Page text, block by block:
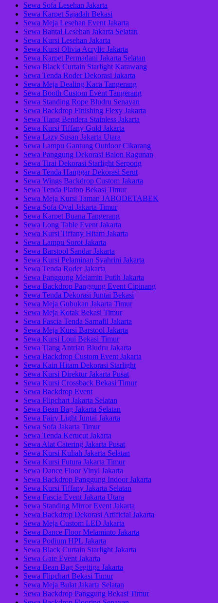
Sewa Sofa Lesehan Jakarta
Sewa Karpet Sajadah Bekasi
Sewa Meja Lesehan Event Jakarta
Sewa Bantal Lesehan Jakarta Selatan
Sewa Kursi Lesehan Jakarta
Sewa Kursi Olivia Acrylic Jakarta
Sewa Karpet Permadani Jakarta Selatan
Sewa Black Curtain Starlight Karawang
Sewa Tenda Roder Dekorasi Jakarta
Sewa Meja Dealing Kaca Tangerang
Sewa Booth Custom Event Tangerang
Sewa Standing Rope Bludru Senayan
Sewa Backdrop Finishing Flexy Jakarta
Sewa Tiang Bendera Stainless Jakarta
Sewa Kursi Tiffany Gold Jakarta
Sewa Lazy Susan Jakarta Utara
Sewa Lampu Gantung Outdoor Cikarang
Sewa Panggung Dekorasi Balon Ragunan
Sewa Tirai Dekorasi Starlight Serpong
Sewa Tenda Hanggar Dekorasi Serut
Sewa Wings Backdrop Custom Jakarta
Sewa Tenda Plafon Bekasi Timur
Sewa Meja Kursi Taman JABODETABEK
Sewa Sofa Oval Jakarta Timur
Sewa Karpet Buana Tangerang
Sewa Long Table Event Jakarta
Sewa Kursi Tiffany Hitam Jakarta
Sewa Lampu Sorot Jakarta
Sewa Barstool Sandar Jakarta
Sewa Kursi Pelaminan Syahrini Jakarta
Sewa Tenda Roder Jakarta
Sewa Panggung Melamin Putih Jakarta
Sewa Backdrop Panggung Event Cipinang
Sewa Tenda Dekorasi Juntai Bekasi
Sewa Meja Gubukan Jakarta Timur
Sewa Meja Kotak Bekasi Timur
Sewa Fascia Tenda Sarnafil Jakarta
Sewa Meja Kursi Barstool Jakarta
Sewa Kursi Loui Bekasi Timur
Sewa Tiang Antrian Bludru Jakarta
Sewa Backdrop Custom Event Jakarta
Sewa Kain Hitam Dekorasi Starlight
Sewa Kursi Direktur Jakarta Pusat
Sewa Kursi Crossback Bekasi Timur
Sewa Backdrop Event
Sewa Flipchart Jakarta Selatan
Sewa Bean Bag Jakarta Selatan
Sewa Fairy Light Juntai Jakarta
Sewa Sofa Jakarta Timur
Sewa Tenda Kerucut Jakarta
Sewa Alat Catering Jakarta Pusat
Sewa Kursi Kuliah Jakarta Selatan
Sewa Kursi Futura Jakarta Timur
Sewa Dance Floor Vinyl Jakarta
Sewa Backdrop Panggung Indoor Jakarta
Sewa Kursi Tiffany Jakarta Selatan
Sewa Fascia Event Jakarta Utara
Sewa Standing Mirror Event Jakarta
Sewa Backdrop Dekorasi Artificial Jakarta
Sewa Meja Custom LED Jakarta
Sewa Dance Floor Melaminto Jakarta
Sewa Podium HPL Jakarta
Sewa Black Curtain Starlight Jakarta
Sewa Gate Event Jakarta
Sewa Bean Bag Segitiga Jakarta
Sewa Flipchart Bekasi Timur
Sewa Meja Bulat Jakarta Selatan
Sewa Backdrop Panggung Bekasi Timur